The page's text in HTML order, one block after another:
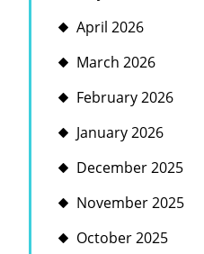
April 2026
March 2026
February 2026
January 2026
December 2025
November 2025
October 2025